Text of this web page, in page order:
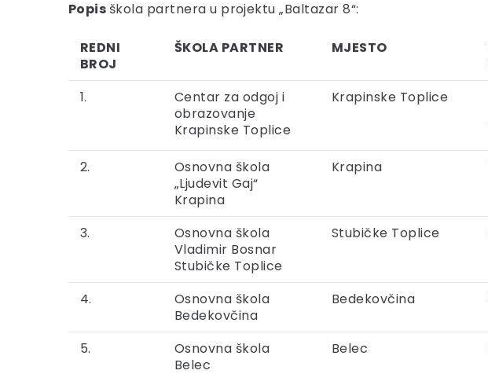
Popis škola partnera u projektu „Baltazar 8“:
REDNI
BROJ
ŠKOLA PARTNER MJESTO
1.
Centar za odgoj i
obrazovanje
Krapinske Toplice
Krapinske Toplice
2.
Osnovna škola
„Ljudevit Gaj“
Krapina
Krapina
3.
Osnovna škola
Vladimir Bosnar
Stubičke Toplice
Stubičke Toplice
4.
Osnovna škola
Bedekovčina
Bedekovčina
5.
Osnovna škola
Belec
Belec